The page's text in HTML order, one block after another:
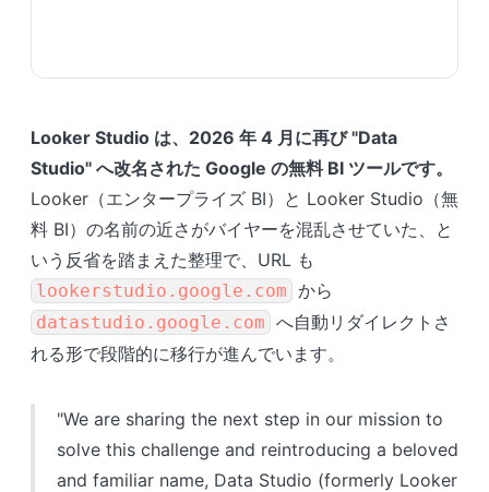
Looker Studio は、2026 年 4 月に再び "Data
Studio" へ改名された Google の無料 BI ツールです。
Looker（エンタープライズ BI）と Looker Studio（無
料 BI）の名前の近さがバイヤーを混乱させていた、と
いう反省を踏まえた整理で、URL も
lookerstudio.google.com から
datastudio.google.com へ自動リダイレクトさ
れる形で段階的に移行が進んでいます。
"We are sharing the next step in our mission to
solve this challenge and reintroducing a beloved
and familiar name, Data Studio (formerly Looker